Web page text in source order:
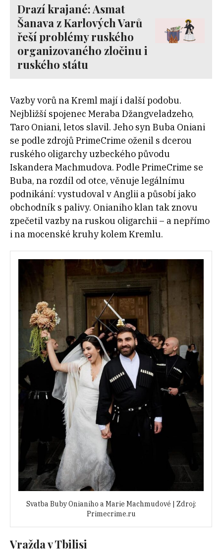
Drazí krajané: Asmat
Šanava z Karlových Varů
řeší problémy ruského
organizovaného zločinu i
ruského státu
Vazby vorů na Kreml mají i další podobu.
Nejbližší spojenec Meraba Džangveladzeho,
Taro Oniani, letos slavil. Jeho syn Buba Oniani
se podle zdrojů PrimeCrime oženil s dcerou
ruského oligarchy uzbeckého původu
Iskandera Machmudova. Podle PrimeCrime se
Buba, na rozdíl od otce, věnuje legálnímu
podnikání: vystudoval v Anglii a působí jako
obchodník s palivy. Onianiho klan tak znovu
zpečetil vazby na ruskou oligarchii – a nepřímo
i na mocenské kruhy kolem Kremlu.
Svatba Buby Onianiho a Marie Machmudové | Zdroj:
Primecrime.ru
Vražda v Tbilisi